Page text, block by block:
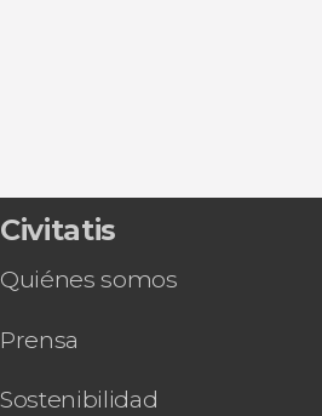
Civitatis
Quiénes somos
Prensa
Sostenibilidad